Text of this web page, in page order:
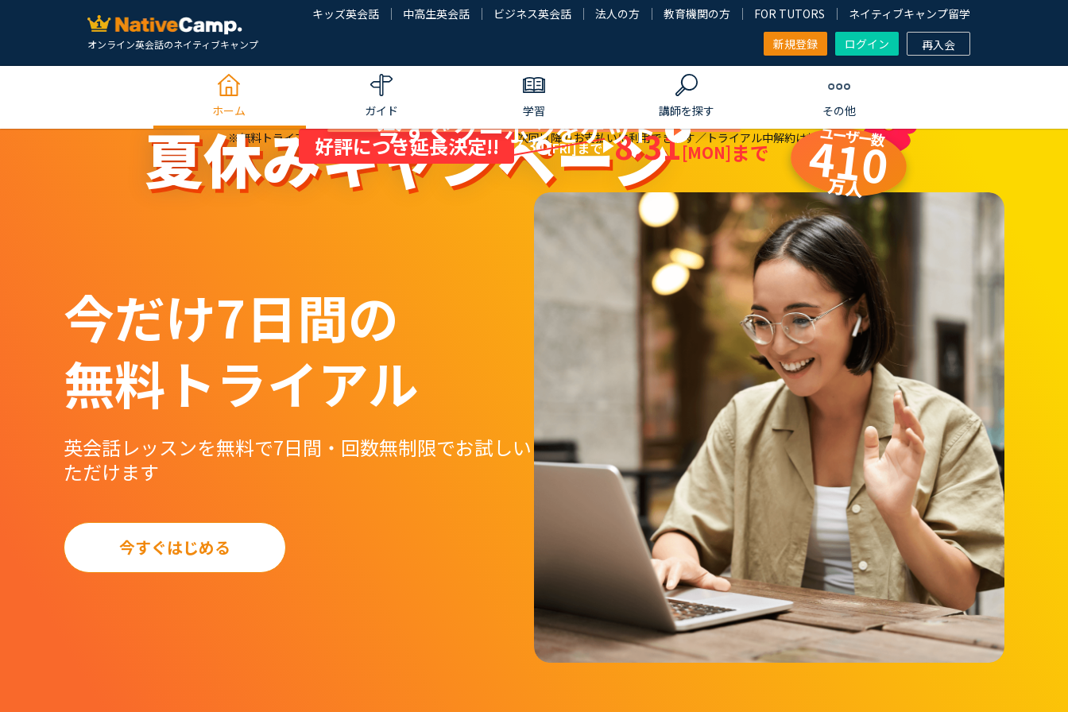
オンライン英会話のネイティブキャンプ
キッズ英会話 中高生英会話 ビジネス英会話 法人の方 教育機関の方 FOR TUTORS
ネイティブキャンプ留学
新規登録
ログイン 再入会
ホーム ガイド 学習 講師を探す その他
夏休みキャンペーン ユーザー数
410
万人
好評につき延長決定!! 7.31[FRI]まで 8.31[MON]まで
今すぐクーポンをゲット
※無料トライアル後、初回のお支払い完了後に付与され、次回以降のお支払いに利用できます／トライアル中解約は対象外
今だけ7日間の
無料トライアル
英会話レッスンを無料で7日間・回数無制限でお試しい
ただけます
今すぐはじめる